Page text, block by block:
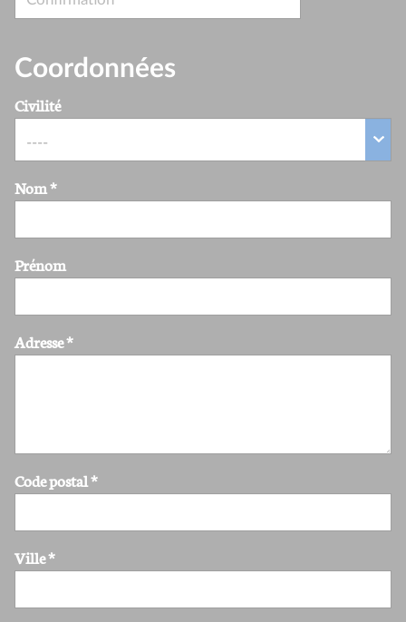
Coordonnées
Civilité
Nom*
Prénom
Adresse*
Code postal*
Ville*